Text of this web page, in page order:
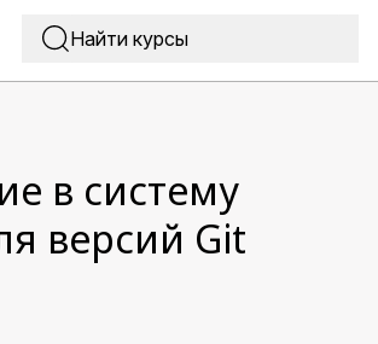
в систему
версий Git